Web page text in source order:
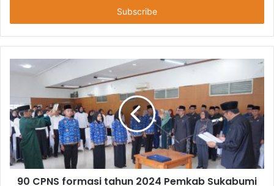
90 CPNS formasi tahun 2024 Pemkab Sukabumi